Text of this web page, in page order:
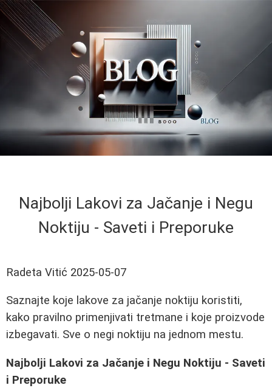
Najbolji Lakovi za Jačanje i Negu
Noktiju - Saveti i Preporuke
Radeta Vitić 2025-05-07
Saznajte koje lakove za jačanje noktiju koristiti,
kako pravilno primenjivati tretmane i koje proizvode
izbegavati. Sve o negi noktiju na jednom mestu.
Najbolji Lakovi za Jačanje i Negu Noktiju - Saveti
i Preporuke